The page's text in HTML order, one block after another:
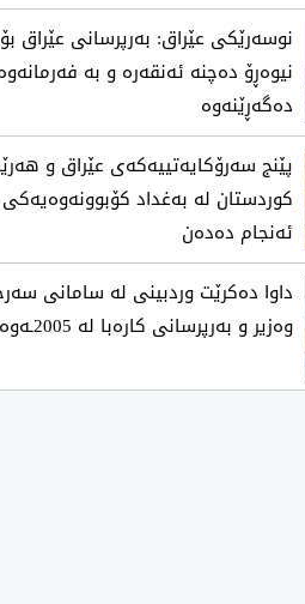
نوسەرێکی عێراق: بەرپرسانی عێراق
نیوەڕۆ دەچنە ئەنقەرە و بە
دەگەڕێنەوە
پێنج سەرۆکایەتییەکەی عێراق و
کوردستان لە بەغداد
ئەنجام دەدەن
داوا دەکرێت وردبینی لە سامانی
وەزیر و بەرپرسانی کارەبا لە 2005ـەوە بکرێت